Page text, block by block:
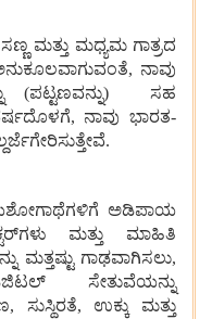
ಸಣ್ಣ ಮತ್ತು ಮಧ್ಯಮ ಗಾತ್ರದ
ನಾವು
(ಪಟ್ಟಣವನ್ನು)
ಸಹ
ನಾವು ಭಾರತ-
ಅಡಿಪಾಯ
ಮತ್ತು
ಮಾಹಿತಿ
ಮತ್ತಷ್ಟು ಗಾಢವಾಗಿಸಲು,
ಸೇತುವೆಯನ್ನು
ಸುಸ್ಥಿರತೆ, ಉಕ್ಕು
ಮತ್ತು